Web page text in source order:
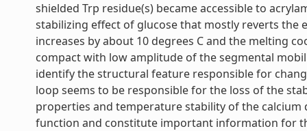
shielded Trp residue(s) became accessible to
stabilizing effect of glucose that mostly reverts
increases by about 10 degrees C and the melting
compact with low amplitude of the segmental
identify the structural feature responsible for
loop seems to be responsible for the loss of the
properties and temperature stability of the
function and constitute important information for